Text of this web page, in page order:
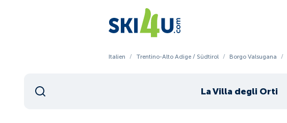
Italien / Trentino-Alto Adige / Südtirol / Borgo Valsugana /
La Villa degli Orti